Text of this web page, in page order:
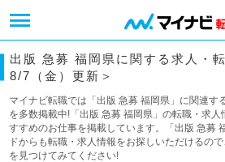
出版 急募 福岡県に関する求人・
8/7（金）更新＞
マイナビ転職では「出版 急募 福岡県」に関連す
を多数掲載中!「出版 急募 福岡県」の転職・求
すすめのお仕事を掲載しています。「出版 急募
ドからも転職・求人情報をお探しいただけるの
を見つけてみてください!